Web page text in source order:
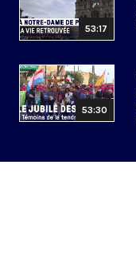
53:17
53:30